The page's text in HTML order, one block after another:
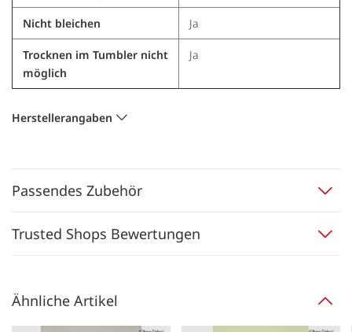
Nicht bleichen Ja
Trocknen im Tumbler nicht
möglich
Ja
Herstellerangaben
Passendes Zubehör
Trusted Shops Bewertungen
Ähnliche Artikel